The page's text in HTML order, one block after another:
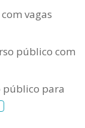
vagas
público com
público para